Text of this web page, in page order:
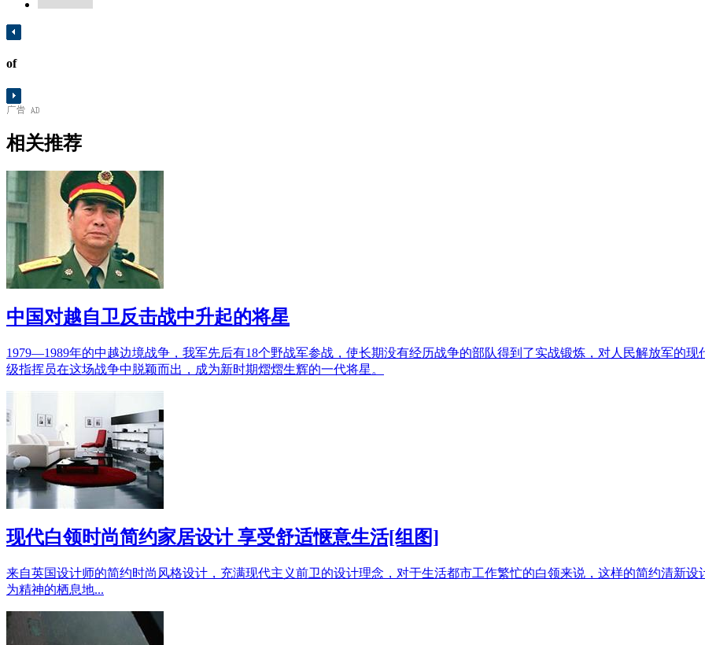
of
相关推荐
中国对越自卫反击战中升起的将星
1979―1989年的中越边境战争，我军先后有18个野战军参战，使长期没有经历战争的部队得到了实战锻炼，对人民解放军的
级指挥员在这场战争中脱颖而出，成为新时期熠熠生辉的一代将星。
现代白领时尚简约家居设计 享受舒适惬意生活[组图]
来自英国设计师的简约时尚风格设计，充满现代主义前卫的设计理念，对于生活都市工作繁忙的白领来说，这样的简约清新
为精神的栖息地...